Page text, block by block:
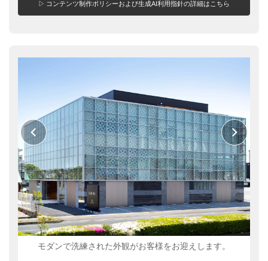
▷ コンテンツ制作ポリシーおよび生成AI利用指針の詳細はこちら
モダンで洗練された外観がお客様をお迎えします。